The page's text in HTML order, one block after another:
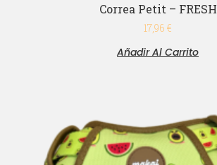
Correa Petit – FRESH
17,96 €
Añadir Al Carrito